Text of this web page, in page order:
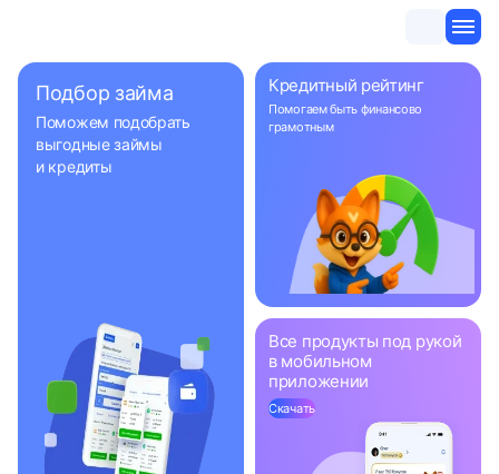
Подбор займа
Поможем подобрать
выгодные займы
и кредиты
Кредитный рейтинг
Помогаем быть финансово
грамотным
Все продукты под рукой
в мобильном
приложении
Скачать